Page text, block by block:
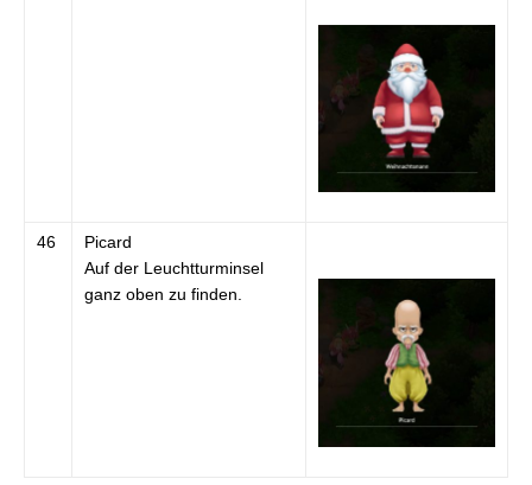
46
Picard
Auf der Leuchtturminsel
ganz oben zu finden.